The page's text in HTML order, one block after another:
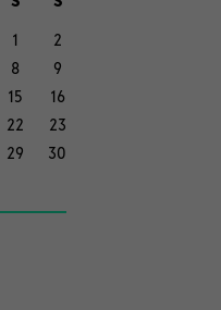
1
2
8
9
15
16
22
23
29
30